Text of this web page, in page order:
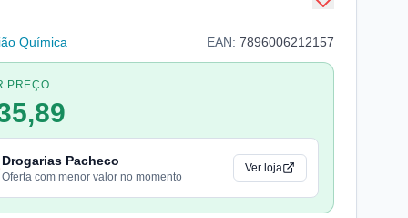
Química EAN: 7896006212157
PREÇO
Drogarias Pacheco
Oferta com menor valor no momento
Ver loja